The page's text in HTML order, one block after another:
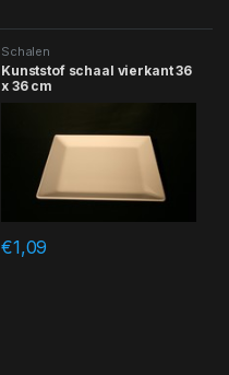
Schalen
Kunststof schaal vierkant 36
x 36 cm
€1,09